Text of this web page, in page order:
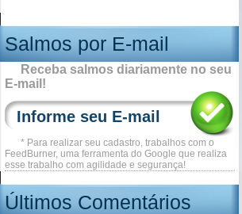
Salmos por E-mail
Receba salmos diariamente no seu
E-mail!
* Para realizar seu cadastro, trabalhos com o
FeedBurner, uma ferramenta do Google que realiza
esse trabalho com agilidade e segurança!
Últimos Comentários